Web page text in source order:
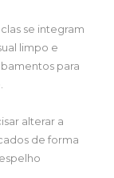
se integram
limpo e
para
alterar a
de forma